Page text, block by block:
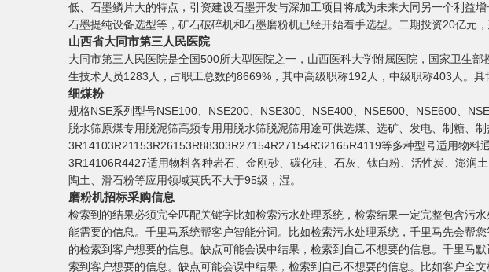
低、石墨鳞片大的特点，引资建设石墨开发与深加工项目将成为未来大同另一个利益
石墨提纯设备选型等，矿石破碎机和石墨磨粉机已经开始着手选型。二期投资20亿元，
山西省大同市第三人民医院
大同市第三人民医院是全国500所大型医院之一，山西医科大学附属医院，国家卫生
生技术人员1283人，占职工总数的8669%，其中高级职称192人，中级职称403人。具
细煤粉
规格NSE系列型号NSE100、NSE200、NSE300、NSE400、NSE500、NSE600、
脱水筛原煤专用脱泥筛高频专用用脱水筛脱泥筛用途可供选煤、选矿、发电、制糖、
3R14103R21153R26153R88303R27154R27154R32165R4119等多种型号适用物
3R14106R4427适用物料各种岩石、金刚砂、碳化硅、石灰、钛白粉、活性炭、澎润
陶土、滑石粉等应用领域莫氏不大于95级，湿。
磨粉机招标采购信息
检索到的结果必须完全匹配关键字比如检索污水处理系统，检索结果一定完整包含污
能需要的信息。千里马系统帮客户智能分词。比如检索污水处理系统，千里马先会帮
的检索到客户想要的信息。缺点可能会误中结果，检索到自己不想要的信息。千里马
索到客户想要的信息。缺点可能会误中结果，检索到自己不想要的信息。比如客户全